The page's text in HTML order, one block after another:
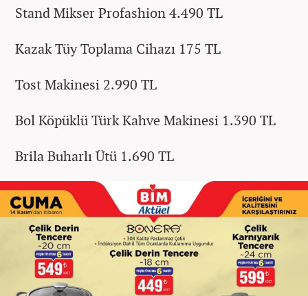
Stand Mikser Profashion 4.490 TL
Kazak Tüy Toplama Cihazı 175 TL
Tost Makinesi 2.990 TL
Bol Köpüklü Türk Kahve Makinesi 1.390 TL
Brila Buharlı Ütü 1.690 TL